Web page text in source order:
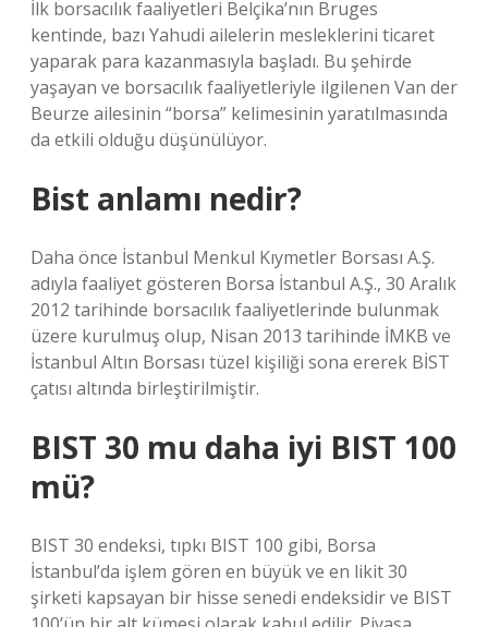
İlk borsacılık faaliyetleri Belçika’nın Bruges
kentinde, bazı Yahudi ailelerin mesleklerini ticaret
yaparak para kazanmasıyla başladı. Bu şehirde
yaşayan ve borsacılık faaliyetleriyle ilgilenen Van der
Beurze ailesinin “borsa” kelimesinin yaratılmasında
da etkili olduğu düşünülüyor.
Bist anlamı nedir?
Daha önce İstanbul Menkul Kıymetler Borsası A.Ş.
adıyla faaliyet gösteren Borsa İstanbul A.Ş., 30 Aralık
2012 tarihinde borsacılık faaliyetlerinde bulunmak
üzere kurulmuş olup, Nisan 2013 tarihinde İMKB ve
İstanbul Altın Borsası tüzel kişiliği sona ererek BİST
çatısı altında birleştirilmiştir.
BIST 30 mu daha iyi BIST 100
mü?
BIST 30 endeksi, tıpkı BIST 100 gibi, Borsa
İstanbul’da işlem gören en büyük ve en likit 30
şirketi kapsayan bir hisse senedi endeksidir ve BIST